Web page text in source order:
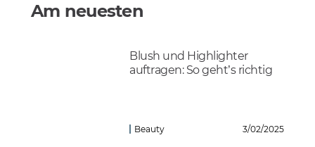
Am neuesten
Blush und Highlighter
auftragen: So geht’s richtig
Beauty 3/02/2025